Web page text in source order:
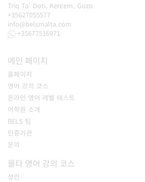
Triq Ta' Doti, Kerċem, Gozo
+35627055577
info@belsmalta.com
+35677516971
메인 페이지
홈페이지
영어 강의 코스
온라인 영어 레벨 테스트
어학원 소개
BELS 팀
인증기관
문의
몰타 영어 강의 코스
성인